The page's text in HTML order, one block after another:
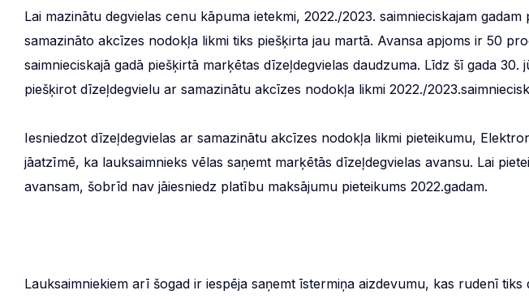
Lai mazinātu degvielas cenu kāpuma ietekmi, 2022./2023. saimnieciskajam
samazināto akcīzes nodokļa likmi tiks piešķirta jau martā. Avansa apjoms ir 50
saimnieciskajā gadā piešķirtā marķētas dīzeļdegvielas daudzuma. Līdz šī gada 30.
piešķirot dīzeļdegvielu ar samazinātu akcīzes nodokļa likmi 2022./
Iesniedzot dīzeļdegvielas ar samazinātu akcīzes nodokļa likmi pieteikumu,
jāatzīmē, ka lauksaimnieks vēlas saņemt marķētās dīzeļdegvielas avansu. Lai
avansam, šobrīd nav jāiesniedz platību maksājumu pieteikums 2022.gadam.
Lauksaimniekiem arī šogad ir iespēja saņemt īstermiņa aizdevumu, kas rudenī